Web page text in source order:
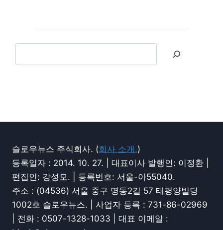
슬로우뉴스 주식회사. (회사 소개.)
등록일자 : 2014. 10. 27. | 대표이사 발행인: 이정환 |
편집인: 강성모. | 등록번호: 서울-아55040.
주소 : (04536) 서울 중구 명동2길 57 태평양빌딩
1002호 슬로우뉴스. | 사업자 등록 : 731-86-02969
| 전화 : 0507-1328-1033 | 대표 이메일 :